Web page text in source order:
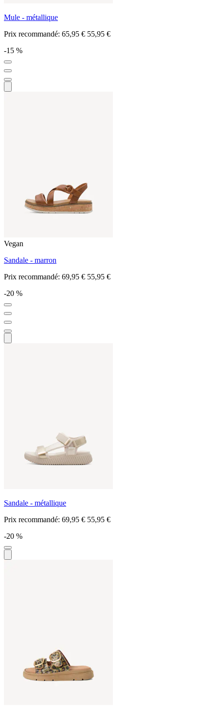
Mule - métallique
Prix recommandé: 65,95 € 55,95 €
-15 %
Vegan
Sandale - marron
Prix recommandé: 69,95 € 55,95 €
-20 %
Sandale - métallique
Prix recommandé: 69,95 € 55,95 €
-20 %